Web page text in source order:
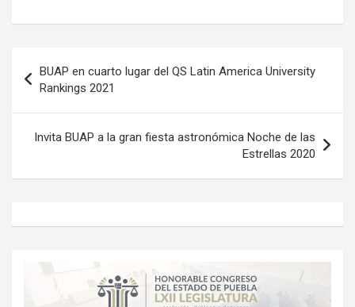
de
entradas
BUAP en cuarto lugar del QS Latin America University
Rankings 2021
Invita BUAP a la gran fiesta astronómica Noche de las
Estrellas 2020